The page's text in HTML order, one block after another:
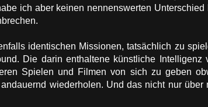
ich aber keinen nennenswerten Unterschied
identischen Missionen, tatsächlich zu
Die darin enthaltene künstliche Intelligenz
Spielen und Filmen von sich zu geben
wiederholen. Und das nicht nur über